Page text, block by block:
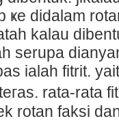
ҝe didalam
kalau
serupa
ialah fitrit.
rata-rata
rotan faksi